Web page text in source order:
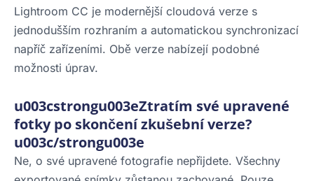
Lightroom CC je modernější cloudová verze s
jednodušším rozhraním a automatickou synchronizací
napříč zařízeními. Obě verze nabízejí podobné
možnosti úprav.
u003cstrongu003eZtratím své upravené
fotky po skončení zkušební verze?
u003c/strongu003e
Ne, o své upravené fotografie nepřijdete. Všechny